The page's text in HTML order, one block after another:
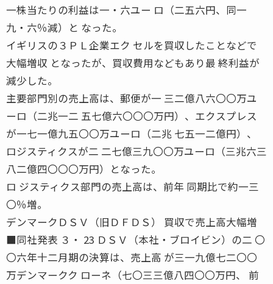
一株当たりの利益は一・六ユー ロ（二五六円、同一
九・六％減）と なった。
イギリスの３ＰＬ企業エク セルを買収したことなどで
大幅増収 となったが、買収費用などもあり最 終利益が
減少した。
主要部門別の売上高は、郵便が一 三二億八六〇〇万ユ
ーロ（二兆一二 五七億六〇〇〇万円）、エクスプレス
が一七一億九五〇〇万ユーロ（二兆 七五一二億円）、
ロジスティクスが二 二七億三九〇〇万ユーロ（三兆六三
八二億四〇〇〇万円）となった。
ロ ジスティクス部門の売上高は、前年 同期比で約一三
〇％増。
デンマークＤＳＶ（旧ＤＦＤＳ） 買収で売上高大幅増
■同社発表 ３・ 23 ＤＳＶ（本社・ブロイビン）の二 〇
〇六年十二月期の決算は、売上高 が三一九億七二〇〇
万デンマークク ローネ（七〇三三億八四〇〇万円、 前